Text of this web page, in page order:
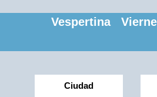
Vespertina
Ciudad